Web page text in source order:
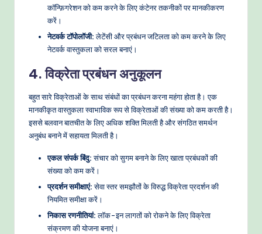
कॉन्फ़िगरेशन को कम करने के लिए कंटेनर तकनीकों पर मानकीकरण
करें।
नेटवर्क टॉपोलॉजी:लेटेंसी और प्रबंधन जटिलता को कम करने के लिए
नेटवर्क वास्तुकला को सरल बनाएं।
4. विक्रेता प्रबंधन अनुकूलन
बहुत सारे विक्रेताओं के साथ संबंधों का प्रबंधन करना महंगा होता है। एक
मानकीकृत वास्तुकला स्वाभाविक रूप से विक्रेताओं की संख्या को कम करती है।
इससे बलवान बातचीत के लिए अधिक शक्ति मिलती है और संगठित समर्थन
अनुबंध बनाने में सहायता मिलती है।
एकल संपर्क बिंदु:संचार को सुगम बनाने के लिए खाता प्रबंधकों की
संख्या को कम करें।
प्रदर्शन समीक्षाएं:सेवा स्तर समझौतों के विरुद्ध विक्रेता प्रदर्शन की
नियमित समीक्षा करें।
निकास रणनीतियां:लॉक-इन लागतों को रोकने के लिए विक्रेता
संक्रमण की योजना बनाएं।